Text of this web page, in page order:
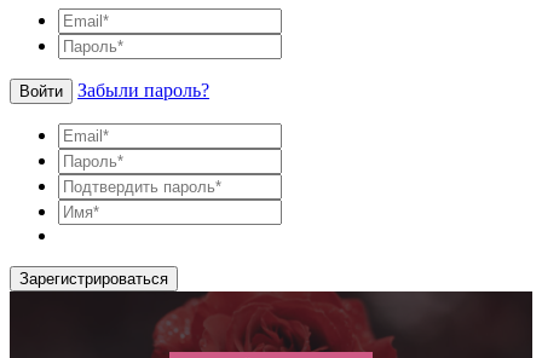
Войти Забыли пароль?
Зарегистрироваться